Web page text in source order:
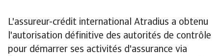
L'assureur-crédit international Atradius a obtenu
l'autorisation définitive des autorités de contrôle
pour démarrer ses activités d'assurance via